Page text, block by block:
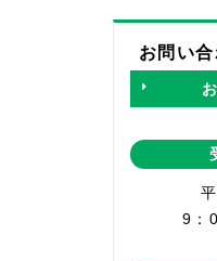
お問い
9：